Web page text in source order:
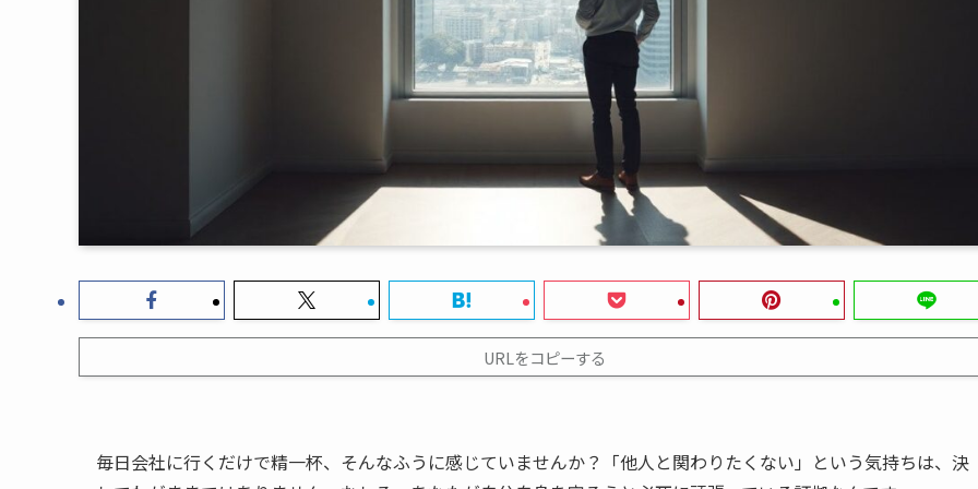
URLをコピーする
毎日会社に行くだけで精一杯、そんなふうに感じていませんか？「他人と関わりたくない」という気持ちは、決